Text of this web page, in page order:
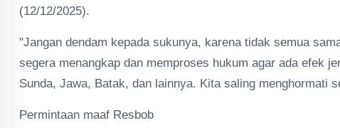
(12/12/2025).
"Jangan dendam kepada sukunya, karena tidak semua
segera menangkap dan memproses hukum agar ada efek
Sunda, Jawa, Batak, dan lainnya. Kita saling menghormati
Permintaan maaf Resbob